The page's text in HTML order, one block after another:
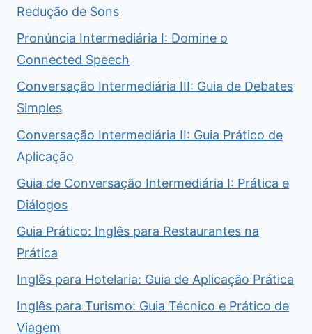
Redução de Sons
Pronúncia Intermediária I: Domine o
Connected Speech
Conversação Intermediária III: Guia de Debates
Simples
Conversação Intermediária II: Guia Prático de
Aplicação
Guia de Conversação Intermediária I: Prática e
Diálogos
Guia Prático: Inglês para Restaurantes na
Prática
Inglês para Hotelaria: Guia de Aplicação Prática
Inglês para Turismo: Guia Técnico e Prático de
Viagem